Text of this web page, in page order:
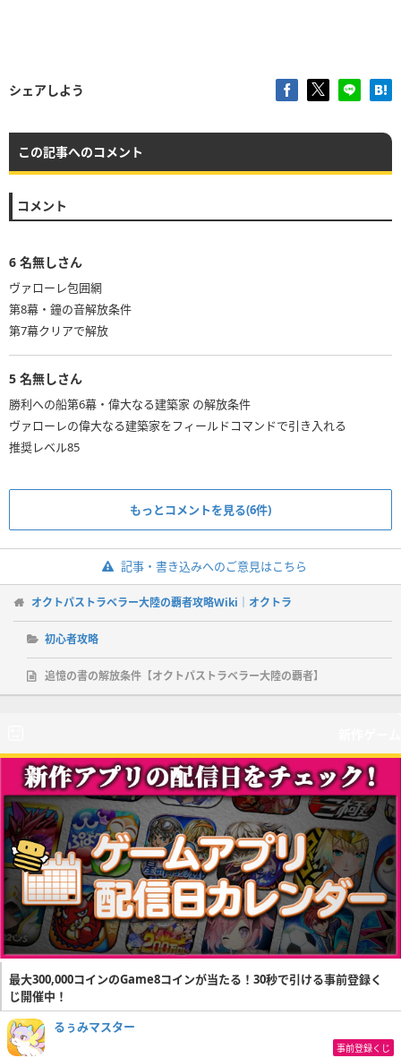
シェアしよう
この記事へのコメント
コメント
6 名無しさん
ヴァローレ包囲網
第8幕・鐘の音解放条件
第7幕クリアで解放
5 名無しさん
勝利への船第6幕・偉大なる建築家 の解放条件
ヴァローレの偉大なる建築家をフィールドコマンドで引き入れる
推奨レベル85
もっとコメントを見る(6件)
記事・書き込みへのご意見はこちら
オクトパストラベラー大陸の覇者攻略Wiki｜オクトラ
初心者攻略
追憶の書の解放条件【オクトパストラベラー大陸の覇者】
最大300,000コインのGame8コインが当たる！30秒で引ける事前登録く
じ開催中！
るぅみマスター
事前登録くじ